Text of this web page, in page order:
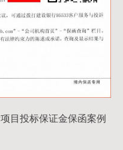
目投标保证金保函案例